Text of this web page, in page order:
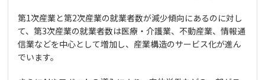
第1次産業と第2次産業の就業者数が減少傾向にあるのに対し
て、第3次産業の就業者数は医療・介護業、不動産業、情報通
信業などを中心として増加し、産業構造のサービス化が進ん
でいます。